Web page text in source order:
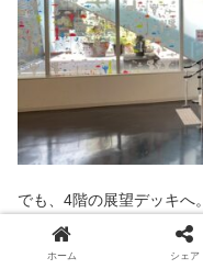
でも、4階の展望デッキへ。
ホーム シェア